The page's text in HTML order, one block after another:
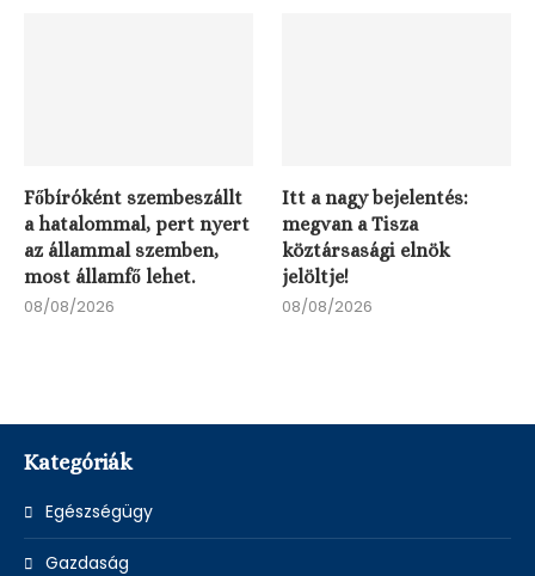
Főbíróként szembeszállt
a hatalommal, pert nyert
az állammal szemben,
most államfő lehet.
08/08/2026
Itt a nagy bejelentés:
megvan a Tisza
köztársasági elnök
jelöltje!
08/08/2026
Kategóriák
Egészségügy
Gazdaság